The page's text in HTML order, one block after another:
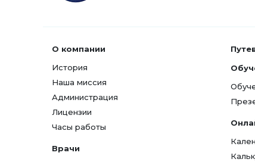
О компании
История
Наша миссия
Администрация
Лицензии
Часы работы
Врачи